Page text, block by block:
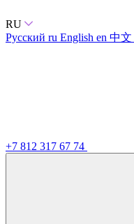
RU
Русский ru English en 中文
+7 812 317 67 74